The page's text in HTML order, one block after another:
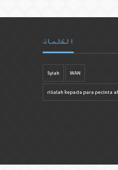
الكلمات
Syiah WAN
risalah kepada para pecinta